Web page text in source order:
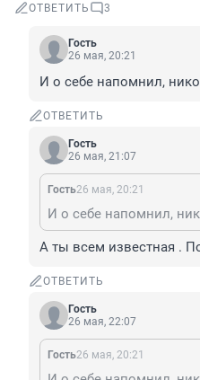
ОТВЕТИТЬ 3
Гость
26 мая, 20:21
И о себе напомнил,
ОТВЕТИТЬ
Гость
26 мая, 21:07
Гость26 мая, 20:21
И о себе напомнил,
А ты всем известная .
ОТВЕТИТЬ
Гость
26 мая, 22:07
Гость26 мая, 20:21